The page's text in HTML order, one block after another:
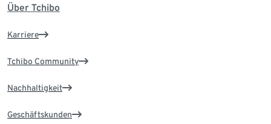
Über Tchibo
Karriere
Tchibo Community
Nachhaltigkeit
Geschäftskunden